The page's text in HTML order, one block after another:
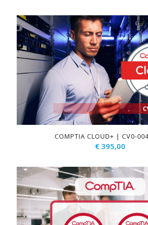
COMPTIA CLOUD+ | CV0-
€395,00